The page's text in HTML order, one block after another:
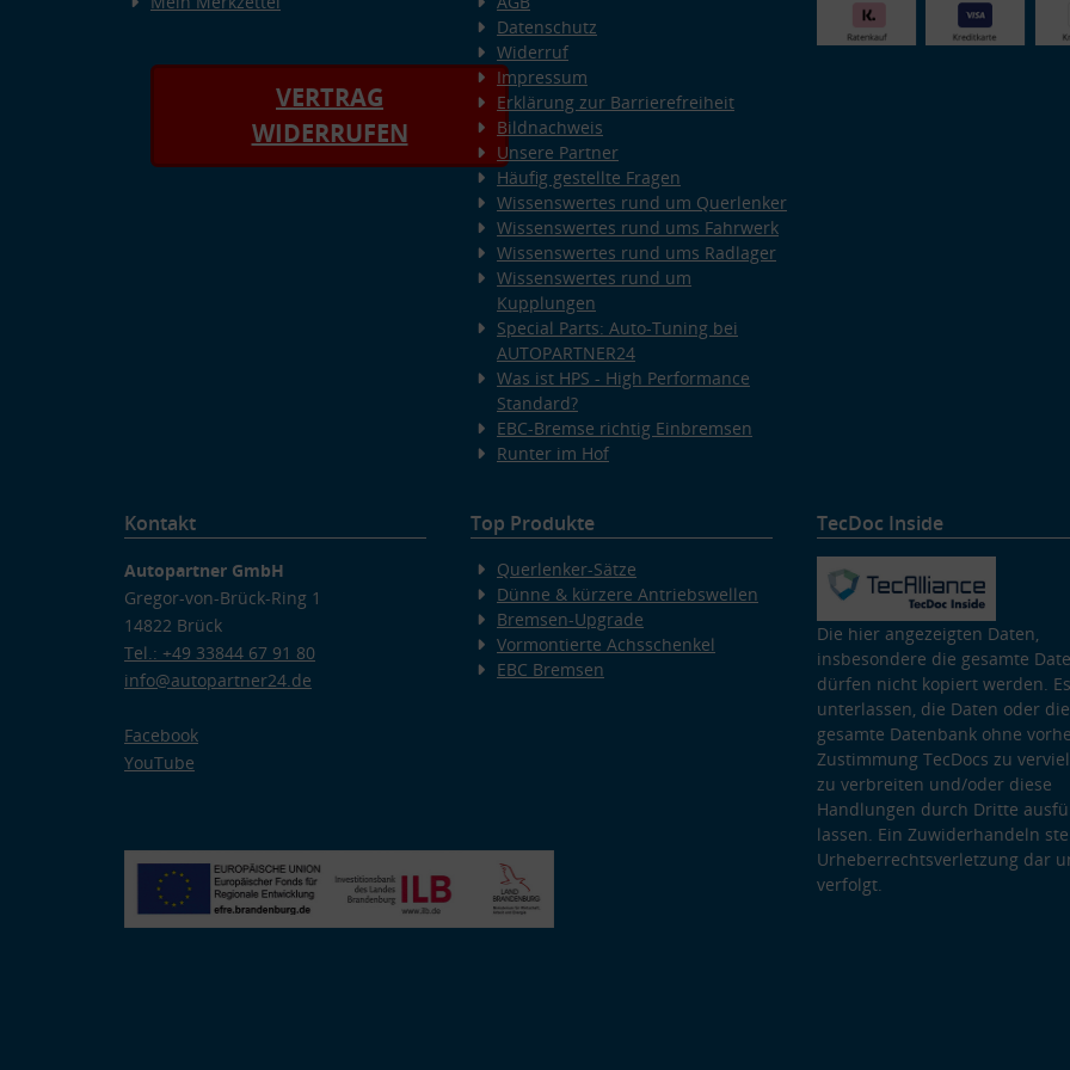
VERTRAG
WIDERRUFEN
Datenschutz
Widerruf
Impressum
Erklärung zur Barrierefreiheit
Bildnachweis
Unsere Partner
Häufig gestellte Fragen
Wissenswertes rund um Querlenker
Wissenswertes rund ums Fahrwerk
Wissenswertes rund ums Radlager
Wissenswertes rund um
Kupplungen
Special Parts: Auto-Tuning bei
AUTOPARTNER24
Was ist HPS - High Performance
Standard?
EBC-Bremse richtig Einbremsen
Runter im Hof
Kontakt
Autopartner GmbH
Gregor-von-Brück-Ring 1
14822 Brück
Tel.: +49 33844 67 91 80
info@autopartner24.de
Facebook
YouTube
Top Produkte
Querlenker-Sätze
Dünne & kürzere Antriebswellen
Bremsen-Upgrade
Vormontierte Achsschenkel
EBC Bremsen
TecDoc Inside
Die hier angezeigten Daten,
insbesondere die gesamte
dürfen nicht kopiert werden.
unterlassen, die Daten oder die
gesamte Datenbank ohne
Zustimmung TecDocs zu
zu verbreiten und/oder diese
Handlungen durch Dritte
lassen. Ein Zuwiderhandeln
Urheberrechtsverletzung dar
verfolgt.